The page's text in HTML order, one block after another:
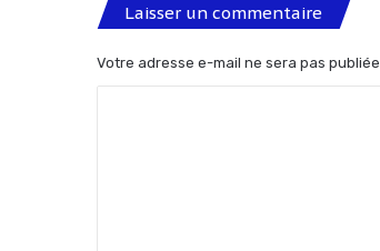
Laisser un commentaire
Votre adresse e-mail ne sera pas publiée.